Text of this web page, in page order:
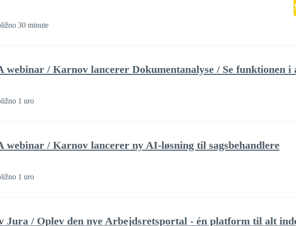
30 minute
/ Karnov lancerer Dokumentanalyse / Se funktionen i
1 uro
/ Karnov lancerer ny AI-løsning til sagsbehandlere
1 uro
Jura / Oplev den nye Arbejdsretsportal - én platform til alt